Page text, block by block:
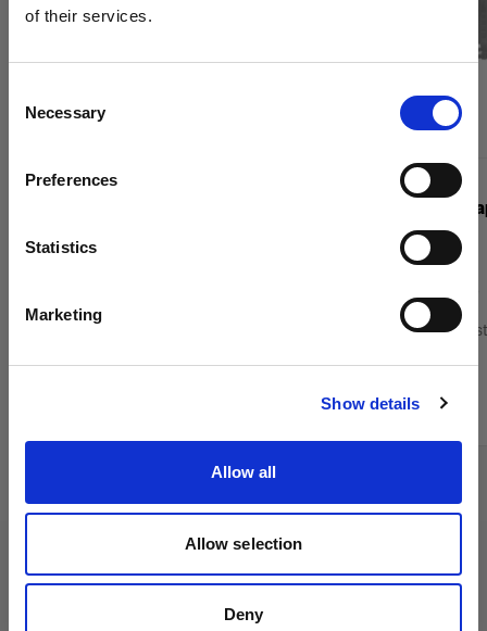
of their services.
Selection
Necessary
Preferences
Statistics
Marketing
Show details
Allow all
Allow selection
Deny
¿Quieres actualizar tu ubicación?
Visitar el sitio
GRIDS GRIDS
Profoto
Añade
738,00 €